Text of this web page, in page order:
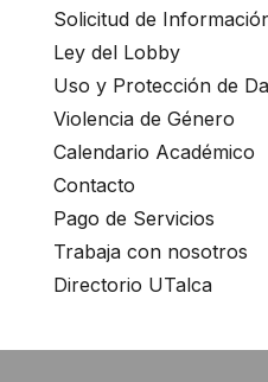
Solicitud de
Ley del Lobby
Uso y Protección de
Violencia de Género
Calendario Académico
Contacto
Pago de Servicios
Trabaja con nosotros
Directorio UTalca